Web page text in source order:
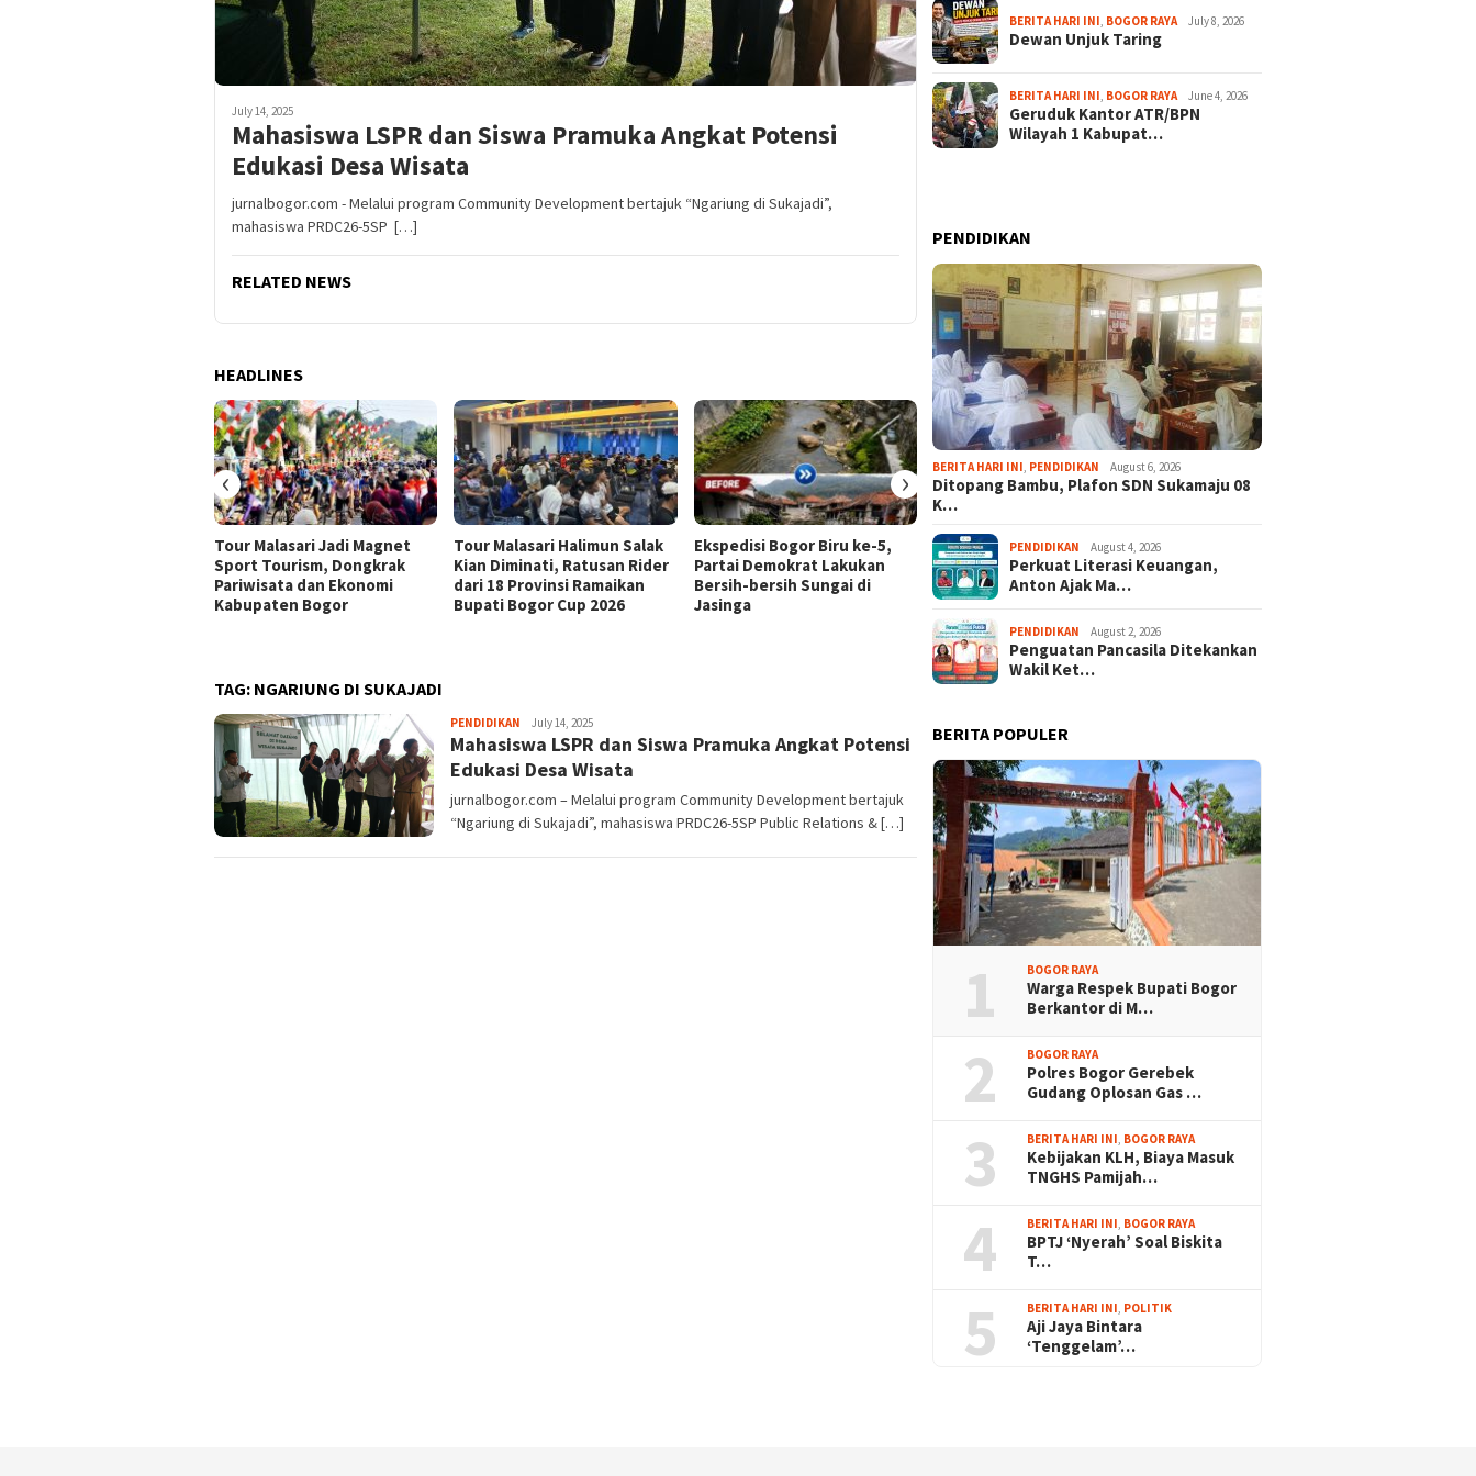
July 14, 2025
Mahasiswa LSPR dan Siswa Pramuka Angkat Potensi
Edukasi Desa Wisata
jurnalbogor.com - Melalui program Community Development bertajuk “Ngariung di Sukajadi”,
mahasiswa PRDC26-5SP […]
RELATED NEWS
HEADLINES
Tour Malasari Jadi Magnet
Sport Tourism, Dongkrak
Pariwisata dan Ekonomi
Kabupaten Bogor
Tour Malasari Halimun Salak
Kian Diminati, Ratusan Rider
dari 18 Provinsi Ramaikan
Bupati Bogor Cup 2026
Ekspedisi Bogor Biru ke-5,
Partai Demokrat Lakukan
Bersih-bersih Sungai di
Jasinga
Ekspedisi Bogor Biru di
Pangradin Bangun Kesadaran
Masyarakat Sungai Bebas
Sampah
Kabupaten Bogor, PHRI Bulat
‹ ›
TAG: NGARIUNG DI SUKAJADI
PENDIDIKAN Sayyev
July 14, 2025
Mahasiswa LSPR dan Siswa Pramuka Angkat Potensi
Edukasi Desa Wisata
jurnalbogor.com – Melalui program Community Development bertajuk
“Ngariung di Sukajadi”, mahasiswa PRDC26-5SP Public Relations & […]
BERITA HARI INI BOGOR RAYA July 8, 2026
Dewan Unjuk Taring
BERITA HARI INI BOGOR RAYA June 4, 2026
Geruduk Kantor ATR/BPN
Wilayah 1 Kabupat…
PENDIDIKAN
BERITA HARI INI PENDIDIKAN August 6, 2026
Ditopang Bambu, Plafon SDN Sukamaju 08
K…
PENDIDIKAN August 4, 2026
Perkuat Literasi Keuangan,
Anton Ajak Ma…
PENDIDIKAN August 2, 2026
Penguatan Pancasila Ditekankan
Wakil Ket…
BERITA POPULER
1 BOGOR RAYA
Warga Respek Bupati Bogor
Berkantor di M…
2 BOGOR RAYA
Polres Bogor Gerebek
Gudang Oplosan Gas …
3 BERITA HARI INI, BOGOR RAYA
Kebijakan KLH, Biaya Masuk
TNGHS Pamijah…
4 BERITA HARI INI, BOGOR RAYA
BPTJ ‘Nyerah’ Soal Biskita
T…
5 BERITA HARI INI, POLITIK
Aji Jaya Bintara
‘Tenggelam’…